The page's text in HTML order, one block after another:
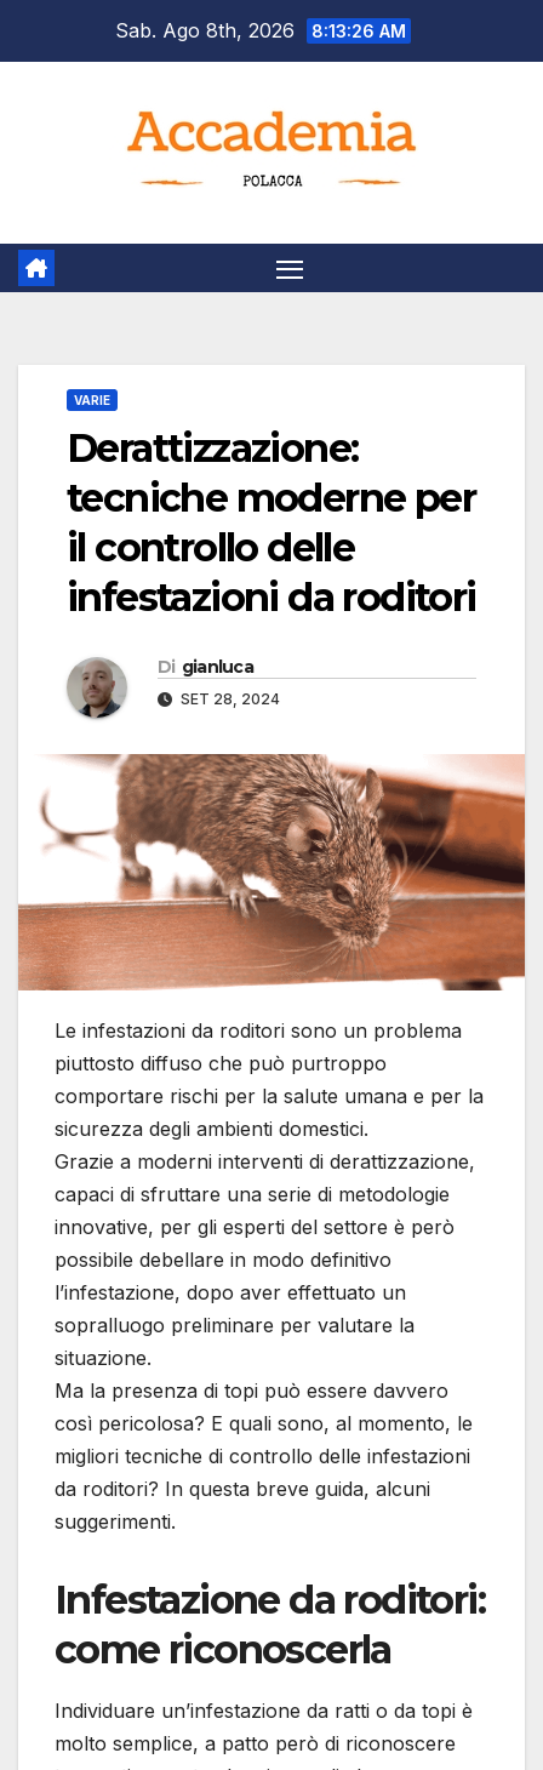
Sab. Ago 8th, 2026 8:13:27 AM
VARIE
Derattizzazione:
tecniche moderne per
il controllo delle
infestazioni da roditori
Di gianluca
SET 28, 2024
Le infestazioni da roditori sono un problema
piuttosto diffuso che può purtroppo
comportare rischi per la salute umana e per la
sicurezza degli ambienti domestici.
Grazie a moderni interventi di derattizzazione,
capaci di sfruttare una serie di metodologie
innovative, per gli esperti del settore è però
possibile debellare in modo definitivo
l’infestazione, dopo aver effettuato un
sopralluogo preliminare per valutare la
situazione.
Ma la presenza di topi può essere davvero
così pericolosa? E quali sono, al momento, le
migliori tecniche di controllo delle infestazioni
da roditori? In questa breve guida, alcuni
suggerimenti.
Infestazione da roditori:
come riconoscerla
Individuare un’infestazione da ratti o da topi è
molto semplice, a patto però di riconoscere